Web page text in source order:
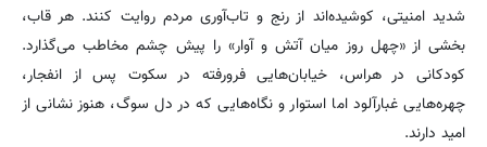
شدید امنیتی، کوشیده‌اند از رنج و تاب‌آوری مردم روایت کنند. هر قاب،
بخشی از «چهل روز میان آتش و آوار» را پیش چشم مخاطب می‌گذارد.
کودکانی در هراس، خیابان‌هایی فرورفته در سکوت پس از انفجار،
چهره‌هایی غبارآلود اما استوار و نگاه‌هایی که در دل سوگ، هنوز نشانی از
امید دارند.